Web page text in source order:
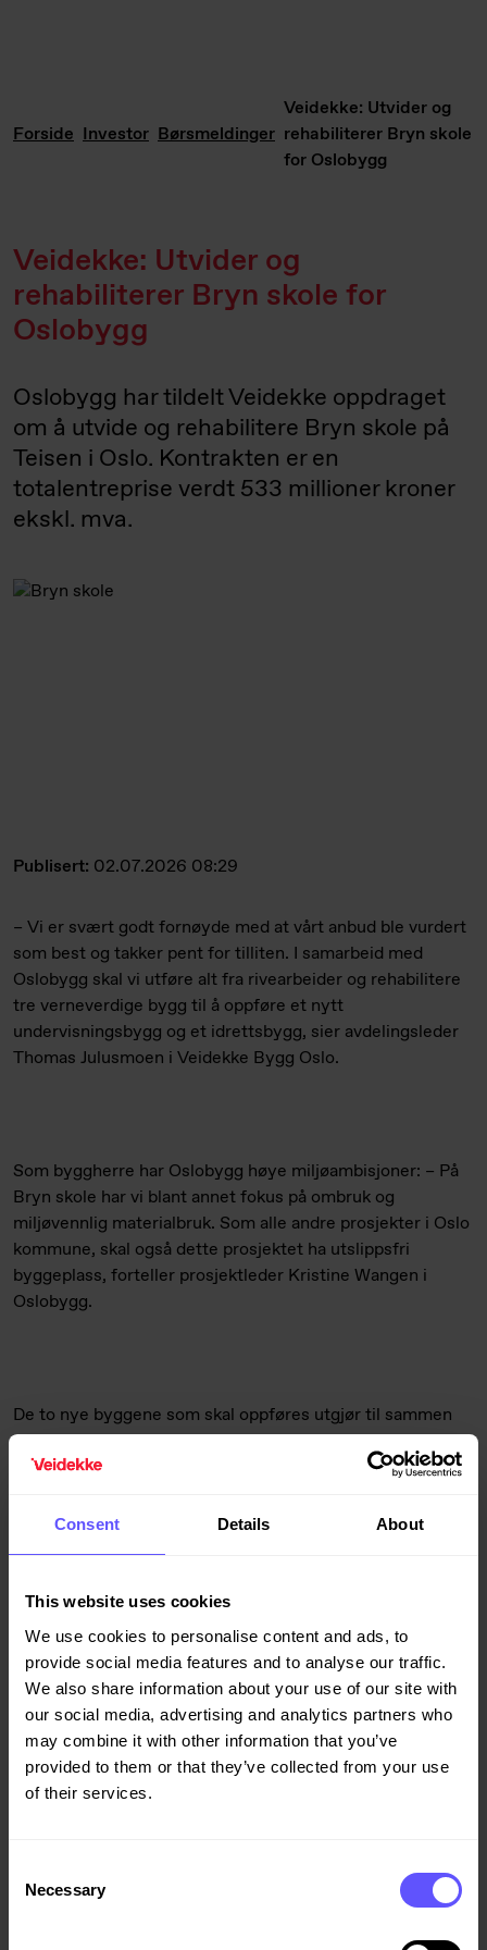
Consent Details About
This website uses cookies
We use cookies to personalise content and ads, to
provide social media features and to analyse our traffic.
We also share information about your use of our site with
our social media, advertising and analytics partners who
may combine it with other information that you’ve
provided to them or that they’ve collected from your use
of their services.
Selection
Necessary
Forside Investor Børsmeldinger
Veidekke: Utvider og
rehabiliterer Bryn skole
for Oslobygg
Veidekke: Utvider og
rehabiliterer Bryn skole for
Oslobygg
Oslobygg har tildelt Veidekke oppdraget
om å utvide og rehabilitere Bryn skole på
Teisen i Oslo. Kontrakten er en
totalentreprise verdt 533 millioner kroner
ekskl. mva.
Publisert: 02.07.2026 08:29
– Vi er svært godt fornøyde med at vårt anbud ble vurdert
som best og takker pent for tilliten. I samarbeid med
Oslobygg skal vi utføre alt fra rivearbeider og rehabilitere
tre verneverdige bygg til å oppføre et nytt
undervisningsbygg og et idrettsbygg, sier avdelingsleder
Thomas Julusmoen i Veidekke Bygg Oslo.
Som byggherre har Oslobygg høye miljøambisjoner: – På
Bryn skole har vi blant annet fokus på ombruk og
miljøvennlig materialbruk. Som alle andre prosjekter i Oslo
kommune, skal også dette prosjektet ha utslippsfri
byggeplass, forteller prosjektleder Kristine Wangen i
Oslobygg.
De to nye byggene som skal oppføres utgjør til sammen
7.000 m2. Byggene som skal rehabiliteres, skolens gamle
hovedbygg og to villaer, utgjør til sammen 4.000 m2.
oppgradering av skolens uteområder.
Byggearbeidene starter opp etter sommerferien med
planlagt ferdigstillelse til skolestart høsten 2029.
Kontrakten går inn i Veidekkes ordrereserve for andre
kvartal 2026.